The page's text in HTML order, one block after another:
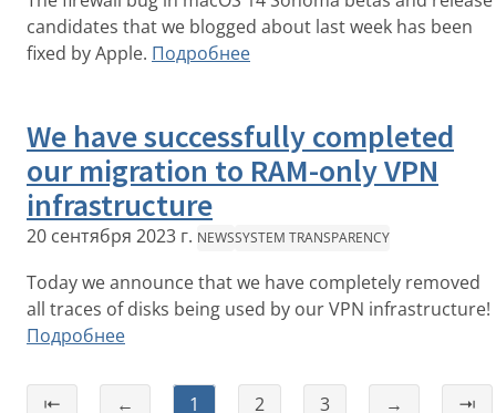
candidates that we blogged about last week has been
fixed by Apple. Подробнее
We have successfully completed
our migration to RAM-only VPN
infrastructure
20 сентября 2023 г. NEWSSYSTEM TRANSPARENCY
Today we announce that we have completely removed
all traces of disks being used by our VPN infrastructure!
Подробнее
⇤ ← 1 2 3 → ⇥